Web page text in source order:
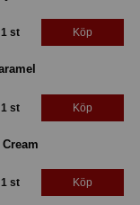
st Köp
st Köp
st Köp